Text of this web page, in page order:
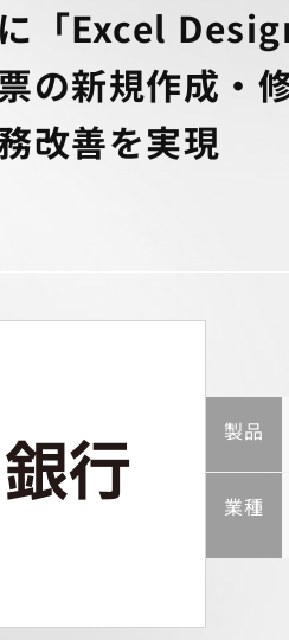
「Excel
の新規作成・
改善を実現
製品
業種